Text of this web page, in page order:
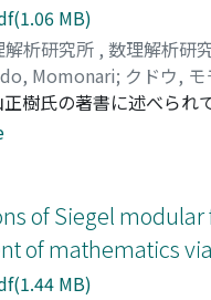
MB)
析研究所 , 数理解析研
Momonari; クドウ, モ
樹氏の著書に述べられ
, 丸山氏の著書で与え
催された研究集会「計
2015年2月6日に九州
of Siegel
of mathematics
MB)